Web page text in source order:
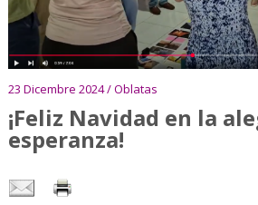
23 Dicembre 2024 / Oblatas
¡Feliz Navidad en la
esperanza!